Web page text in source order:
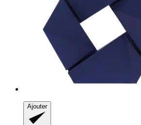
Ajouter